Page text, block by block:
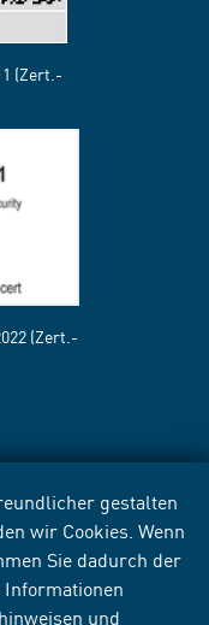
gestalten
wir Cookies. Wenn
Sie dadurch der
Informationen
und
(Zert.-
(Zert.-